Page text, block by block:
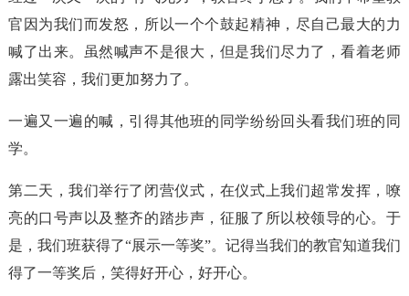
官因为我们而发怒，所以一个个鼓起精神，尽自己最大的力
喊了出来。虽然喊声不是很大，但是我们尽力了，看着老师
露出笑容，我们更加努力了。
一遍又一遍的喊，引得其他班的同学纷纷回头看我们班的同
学。
第二天，我们举行了闭营仪式，在仪式上我们超常发挥，嘹
亮的口号声以及整齐的踏步声，征服了所以校领导的心。于
是，我们班获得了“展示一等奖”。记得当我们的教官知道我们
得了一等奖后，笑得好开心，好开心。